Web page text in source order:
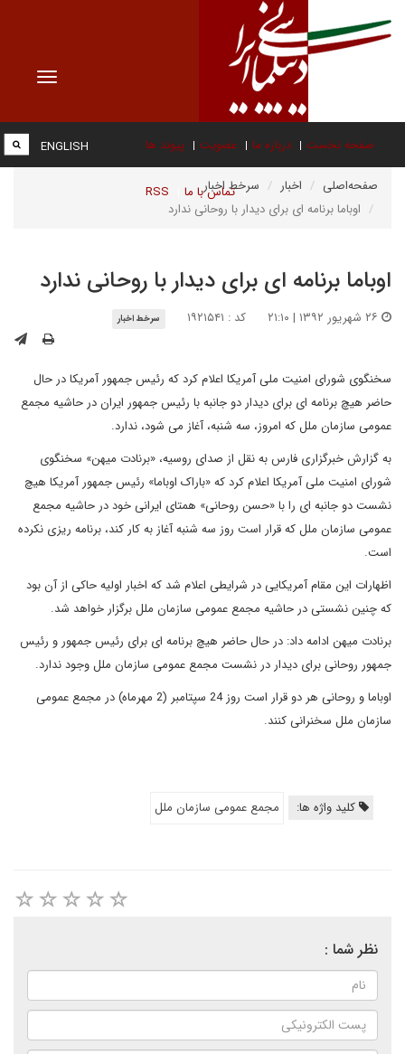
Toggle
صفحه نخست درباره ما عضویت پیوند ها
تماس با ما RSS
ENGLISH
صفحه‌اصلی اخبار
سرخط اخبار
اوباما برنامه ای برای دیدار با روحانی ندارد
اوباما برنامه ای برای دیدار با روحانی ندارد
کد : ۱۹۲۱۵۴۱ سرخط اخبار
سخنگوی شورای امنیت ملی آمریکا اعلام کرد که رئیس جمهور آمریکا در حال
حاضر هیچ برنامه ای برای دیدار دو جانبه با رئیس جمهور ایران در حاشیه مجمع
عمومی سازمان ملل که امروز، سه شنبه، آغاز می شود، ندارد.
به گزارش خبرگزاری فارس به نقل از صدای روسیه، «برنادت میهن» سخنگوی
شورای امنیت ملی آمریکا اعلام کرد که «باراک اوباما» رئیس جمهور آمریکا هیچ
نشست دو جانبه ای را با «حسن روحانی» همتای ایرانی خود در حاشیه مجمع
عمومی سازمان ملل که قرار است روز سه شنبه آغاز به کار کند، برنامه ریزی نکرده
است.
اظهارات این مقام آمریکایی در شرایطی اعلام شد که اخبار اولیه حاکی از آن بود
که چنین نشستی در حاشیه مجمع عمومی سازمان ملل برگزار خواهد شد.
برنادت میهن ادامه داد: در حال حاضر هیچ برنامه ای برای رئیس جمهور و رئیس
جمهور روحانی برای دیدار در نشست مجمع عمومی سازمان ملل وجود ندارد.
اوباما و روحانی هر دو قرار است روز 24 سپتامبر (2 مهرماه) در مجمع عمومی
سازمان ملل سخنرانی کنند.
کلید واژه ها: مجمع عمومی سازمان ملل
نظر شما :